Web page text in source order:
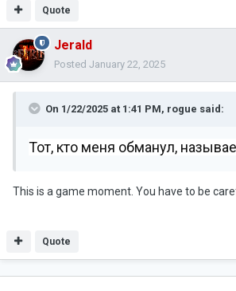
Quote
Jerald
Posted January 22, 2025
On 1/22/2025 at 1:41 PM, rogue said:
Тот, кто меня обманул,
This is a game moment. You have to be
Quote